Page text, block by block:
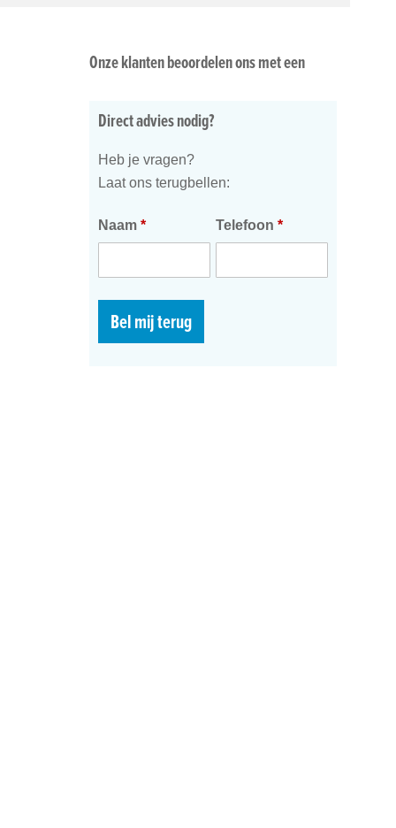
Onze klanten beoordelen ons met een
Direct advies nodig?
Heb je vragen?
Laat ons terugbellen:
Naam * Telefoon *
Bel mij terug